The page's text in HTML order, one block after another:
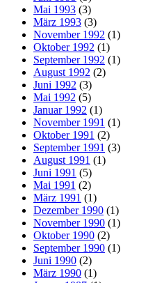
Mai 1993 (3)
März 1993 (3)
November 1992 (1)
Oktober 1992 (1)
September 1992 (1)
August 1992 (2)
Juni 1992 (3)
Mai 1992 (5)
Januar 1992 (1)
November 1991 (1)
Oktober 1991 (2)
September 1991 (3)
August 1991 (1)
Juni 1991 (5)
Mai 1991 (2)
März 1991 (1)
Dezember 1990 (1)
November 1990 (1)
Oktober 1990 (2)
September 1990 (1)
Juni 1990 (2)
März 1990 (1)